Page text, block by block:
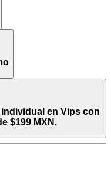
en Vips con
$199 MXN.